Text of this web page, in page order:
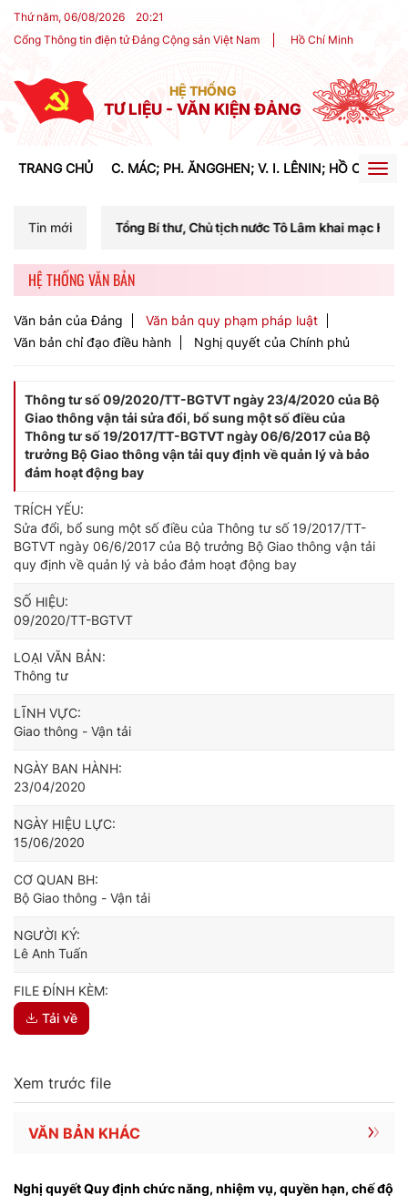
Thứ năm, 06/08/2026 20:21
Cổng Thông tin điện tử Đảng Cộng sản Việt Nam
Hồ Chí Minh
HỆ THỐNG
TƯ LIỆU - VĂN KIỆN ĐẢNG
TRANG CHỦ C. MÁC; PH. ĂNGGHEN; V. I. LÊNIN; HỒ CHÍ
Tin mới
Bí thư, Chủ tịch nước Tô Lâm khai mạc Hội nghị Trung ương
HỆ THỐNG VĂN BẢN
Văn bản của Đảng
Văn bản quy phạm pháp luật
Văn bản chỉ đạo điều hành
Nghị quyết của Chính phủ
Thông tư số 09/2020/TT-BGTVT ngày 23/4/2020 của Bộ
Giao thông vận tải sửa đổi, bổ sung một số điều của
Thông tư số 19/2017/TT-BGTVT ngày 06/6/2017 của Bộ
trưởng Bộ Giao thông vận tải quy định về quản lý và bảo
đảm hoạt động bay
TRÍCH YẾU:
Sửa đổi, bổ sung một số điều của Thông tư số 19/2017/TT-
BGTVT ngày 06/6/2017 của Bộ trưởng Bộ Giao thông vận tải
quy định về quản lý và bảo đảm hoạt động bay
SỐ HIỆU:
09/2020/TT-BGTVT
LOẠI VĂN BẢN:
Thông tư
LĨNH VỰC:
Giao thông - Vận tải
NGÀY BAN HÀNH:
23/04/2020
NGÀY HIỆU LỰC:
15/06/2020
CƠ QUAN BH:
Bộ Giao thông - Vận tải
NGƯỜI KÝ:
Lê Anh Tuấn
FILE ĐÍNH KÈM:
Tải về
Xem trước file
VĂN BẢN KHÁC
Nghị quyết Quy định chức năng, nhiệm vụ, quyền hạn, chế độ